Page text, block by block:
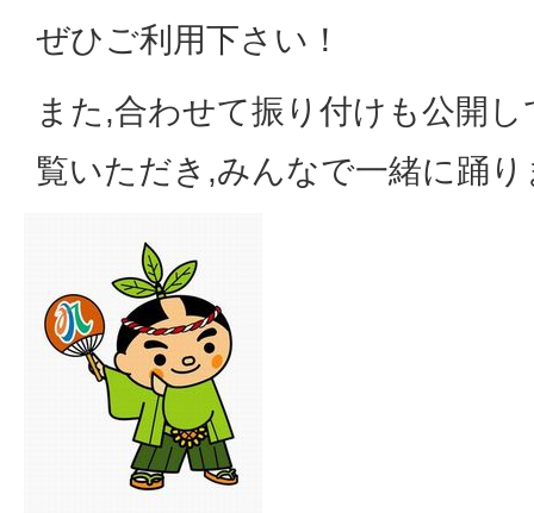
ぜひご利用下さい！
また,合わせて振り付けも公開
覧いただき,みんなで一緒に踊